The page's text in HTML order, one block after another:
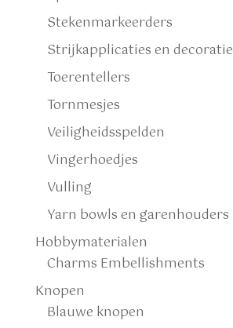
Stekenmarkeerders
Strijkapplicaties en decoratie
Toerentellers
Tornmesjes
Veiligheidsspelden
Vingerhoedjes
Vulling
Yarn bowls en garenhouders
Hobbymaterialen
Charms Embellishments
Knopen
Blauwe knopen